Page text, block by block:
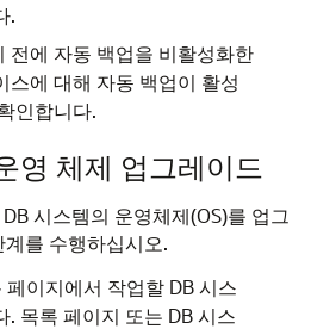
.
전에 자동 백업을 비활성화한
스에 대해 자동 백업이 활성
인합니다.
영 체제 업그레이드
시스템의 운영체제(OS)를 업그
를 수행하십시오.
페이지에서 작업할 DB 시스
. 목록 페이지 또는 DB 시스